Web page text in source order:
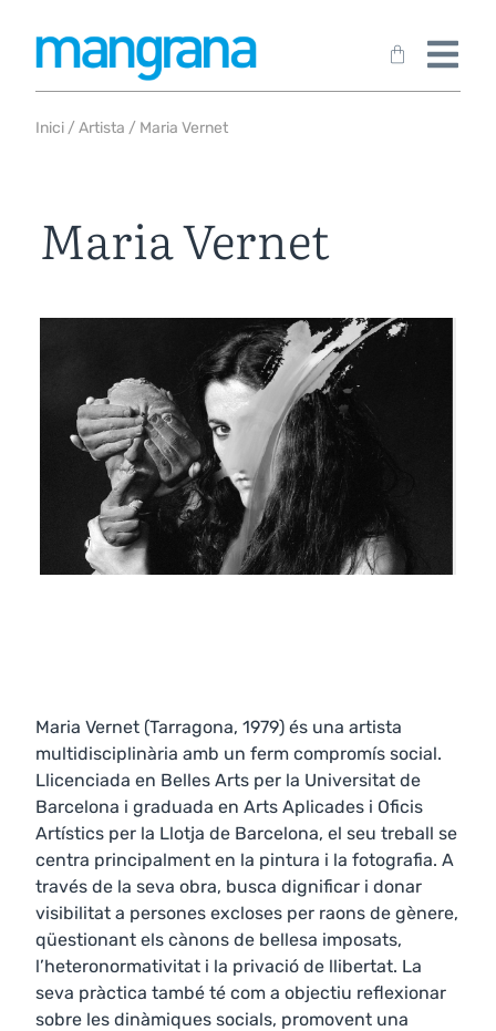
Inici /Artista / Maria Vernet
Maria Vernet
Maria Vernet (Tarragona, 1979) és una artista
multidisciplinària amb un ferm compromís social.
Llicenciada en Belles Arts per la Universitat de
Barcelona i graduada en Arts Aplicades i Oficis
Artístics per la Llotja de Barcelona, el seu treball se
centra principalment en la pintura i la fotografia. A
través de la seva obra, busca dignificar i donar
visibilitat a persones excloses per raons de gènere,
qüestionant els cànons de bellesa imposats,
l’heteronormativitat i la privació de llibertat. La
seva pràctica també té com a objectiu reflexionar
sobre les dinàmiques socials, promovent una